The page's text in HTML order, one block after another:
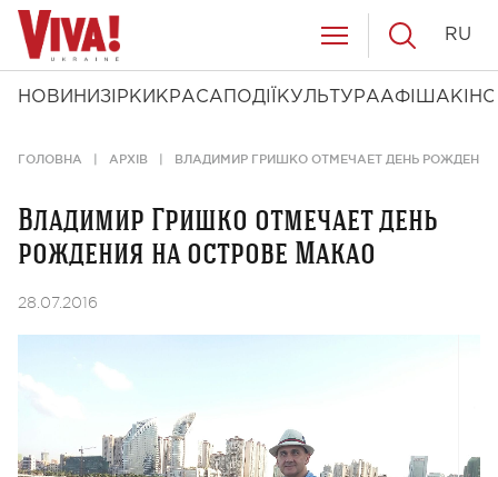
НОВИНИ ЗІРКИ КРАСА ПОДІЇ КУЛЬТУРААФІША КІНО
RU
ГОЛОВНА АРХІВ ВЛАДИМИР ГРИШКО ОТМЕЧАЕТ ДЕНЬ
Владимир Гришко отмечает день
рождения на острове Макао
28.07.2016